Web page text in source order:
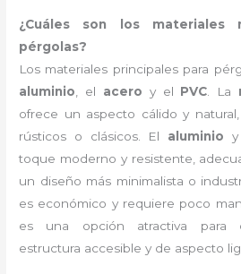
¿Cuáles son los materiales
pérgolas?
Los materiales principales para
aluminio , el acero y el PVC . La
ofrece un aspecto cálido y
rústicos o clásicos. El aluminio
toque moderno y resistente,
un diseño más minimalista o
es económico y requiere poco
es una opción atractiva para
estructura accesible y de aspecto